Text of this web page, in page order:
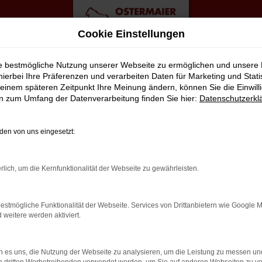
Angebote
FÜR BIELEFELD?
viele Vorschläge rund um die Mobilität. Das gilt natürlich
Fahrzeug, das perfekt zu nahezu jedem Anspruch in
liegt auf der Hand, denn so erhalten Sie Ihren VW T-
Klingt gut? Dann kontaktieren Sie uns noch heute.
Cookie Einstellungen
bestmögliche Nutzung unserer Webseite zu ermöglichen und unsere
Ihre Präferenzen und verarbeiten Daten für Marketing und
späteren Zeitpunkt Ihre Meinung ändern, können Sie die
zum Umfang der Datenverarbeitung finden Sie hier:
von uns eingesetzt:
um die Kernfunktionalität der Webseite zu gewährleisten.
Funktionalität der Webseite. Services von Drittanbietern wie Google
weitere werden aktiviert.
es uns, die Nutzung der Webseite zu analysieren, um die Leistung zu messen